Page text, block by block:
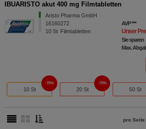
IBUARISTO akut 400 mg Filmtabletten
Aristo Pharma GmbH
16160272
10 St Filmtabletten
AVP***
Unser
Sie sparen
Max.
10 St
70%
20 St
70%
50 St
pro Seite